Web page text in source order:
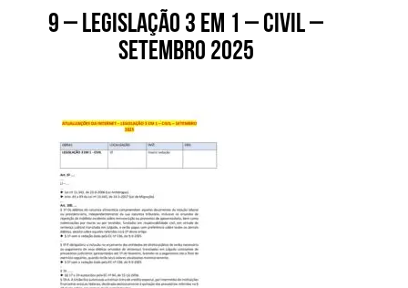
9 – Legislação 3 em 1 – Civil –
setembro 2025